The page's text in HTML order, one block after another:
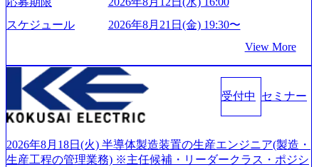
ーがビジネスの成功に大きな影響力を持つDX時代におい
て、20年以上にわたってFintech業界を中心に最先端テクノ
つ、あらゆる業種・業界のクライアントの企業価値の最大
化を支援するために、戦略策定、組織改革、人材育成、業
務改善、実行支援などのコンサルティングサービスを一気
通貫で提供するのが特徴（いわゆる総合コンサルティング
ファーム） 社名の由来は”DXエリアにSpir（槍）を指して
ていく”という位置づけ 一昔前は金融が強い企業として認知
されていたが、現在金融の売上割合は全体の3割。現在はTo
スケジュール
2026年8月21日(金) 19:30〜
View More
受付中 セミナー
2026年8月18日(火) 半導体製造装置の生産エンジニア(製造・
生産工程の管理業務) ※主任候補・リーダークラス・ポジシ